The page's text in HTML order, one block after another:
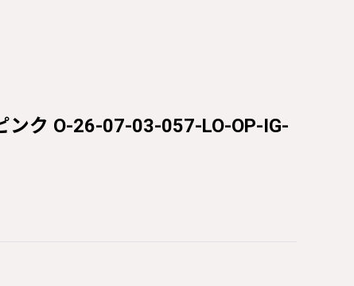
ク O-26-07-03-057-LO-OP-IG-